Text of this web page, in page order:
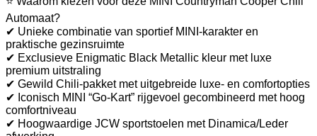
Automaat?
✔ Unieke combinatie van sportief MINI-karakter en
praktische gezinsruimte
✔ Exclusieve Enigmatic Black Metallic kleur met luxe
premium uitstraling
✔ Gewild Chili-pakket met uitgebreide luxe- en comfortopties
✔ Iconisch MINI “Go-Kart” rijgevoel gecombineerd met hoog
comfortniveau
✔ Hoogwaardige JCW sportstoelen met Dinamica/Leder